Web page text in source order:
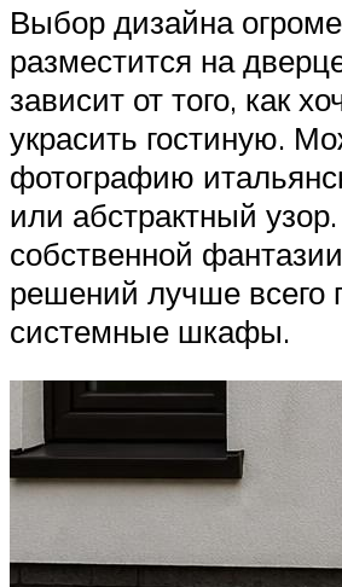
Выбор дизайна
разместится на
зависит от того, как
украсить гостиную.
фотографию
или абстрактный
собственной
решений лучше всего
системные шкафы.